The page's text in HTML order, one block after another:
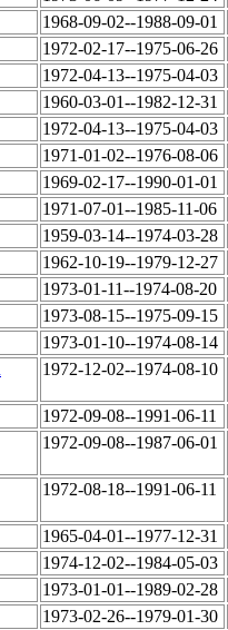
1968-09-02--1988-09-01
1972-02-17--1975-06-26
1972-04-13--1975-04-03
1960-03-01--1982-12-31
1972-04-13--1975-04-03
1971-01-02--1976-08-06
1969-02-17--1990-01-01
1971-07-01--1985-11-06
1959-03-14--1974-03-28
1962-10-19--1979-12-27
1973-01-11--1974-08-20
1973-08-15--1975-09-15
1973-01-10--1974-08-14
1972-12-02--1974-08-10
1972-09-08--1991-06-11
1972-09-08--1987-06-01
1972-08-18--1991-06-11
1965-04-01--1977-12-31
1974-12-02--1984-05-03
1973-01-01--1989-02-28
1973-02-26--1979-01-30